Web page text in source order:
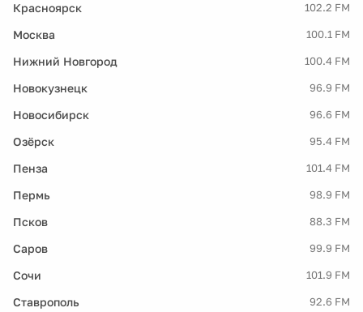
Красноярск 102.2 FM
Москва 100.1 FM
Нижний Новгород 100.4 FM
Новокузнецк 96.9 FM
Новосибирск 96.6 FM
Озёрск 95.4 FM
Пенза 101.4 FM
Пермь 98.9 FM
Псков 88.3 FM
Саров 99.9 FM
Сочи 101.9 FM
Ставрополь 92.6 FM